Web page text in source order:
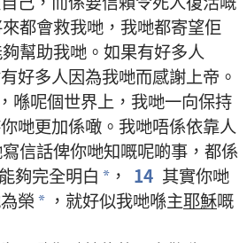
都會救我哋 ， 我哋都寄望佢
幫助我哋 。 如果有好多人
有好多人因為我哋而感謝上帝 。
， 喺呢個世界上 ， 我哋一向保持
你哋更加係噉 。 我哋唔係依靠人
寫信話俾你哋知嘅呢啲事 ， 都係
能夠完全明白 * ， 14 其實你哋
為榮 * ， 就好似我哋喺主耶穌嘅